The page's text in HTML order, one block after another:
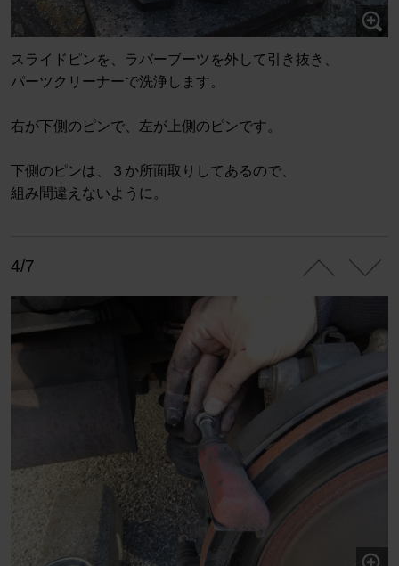
スライドピンを、ラバーブーツを外して引き抜き、
パーツクリーナーで洗浄します。
右が下側のピンで、左が上側のピンです。
下側のピンは、３か所面取りしてあるので、
組み間違えないように。
4/7